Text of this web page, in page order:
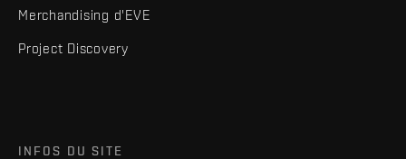
Merchandising d'EVE
Project Discovery
INFOS DU SITE